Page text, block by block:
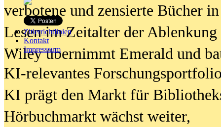
Zitierrichtlinien
Kontakt
Impresssum
verbotene und zensierte Bücher
Lesen im Zeitalter der Ablenkung
Wiley übernimmt Emerald und
KI-relevantes
KI prägt den Markt für
Hörbuchmarkt wächst weiter,